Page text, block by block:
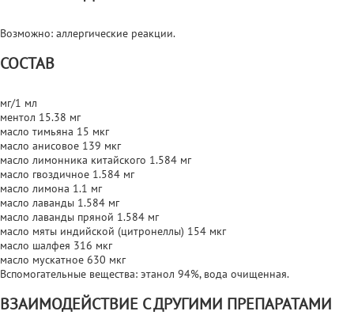
Возможно: аллергические реакции.
СОСТАВ
мг/1 мл
ментол 15.38 мг
масло тимьяна 15 мкг
масло анисовое 139 мкг
масло лимонника китайского 1.584 мг
масло гвоздичное 1.584 мг
масло лимона 1.1 мг
масло лаванды 1.584 мг
масло лаванды пряной 1.584 мг
масло мяты индийской (цитронеллы) 154 мкг
масло шалфея 316 мкг
масло мускатное 630 мкг
Вспомогательные вещества: этанол 94%, вода очищенная.
ВЗАИМОДЕЙСТВИЕ С ДРУГИМИ ПРЕПАРАТАМИ